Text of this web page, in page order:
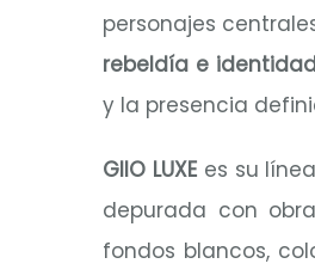
personajes
rebeldía e
y la presencia
GIIO LUXEes su
depurada con
fondos blancos,